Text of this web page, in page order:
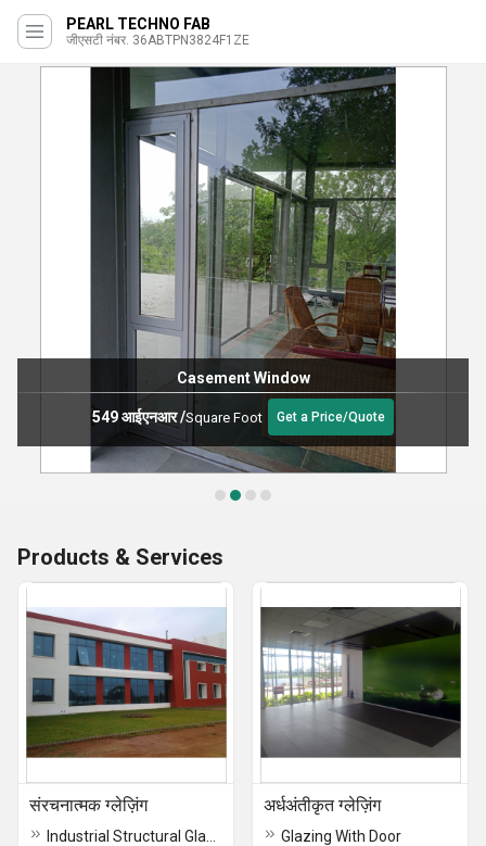
PEARL TECHNO FAB
जीएसटी नंबर. 36ABTPN3824F1ZE
Casement Window
549 आईएनआर/Square Foot Get a Price/Quote
Products & Services
संरचनात्मक ग्लेज़िंग अर्धअंतीकृत ग्लेज़िंग
Glazing With Door